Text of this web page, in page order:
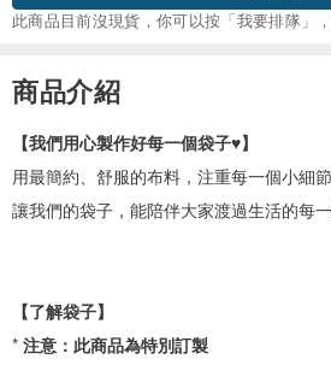
此商品目前沒現貨，你可以按「我要排隊」
商品介紹
【我們用心製作好每一個袋子♥】
用最簡約、舒服的布料，注重每一個小細節
讓我們的袋子，能陪伴大家渡過生活的每一
【了解袋子】
* 注意：此商品為特別訂製